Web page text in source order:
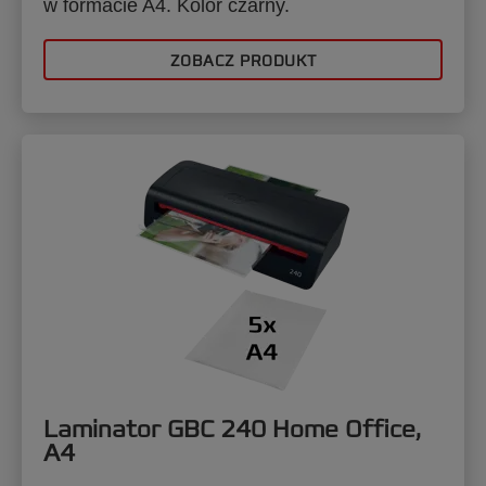
w formacie A4. Kolor czarny.
ZOBACZ PRODUKT
Laminator GBC 240 Home Office,
A4